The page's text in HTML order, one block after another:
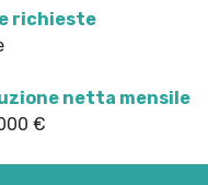
richieste
netta mensile
€